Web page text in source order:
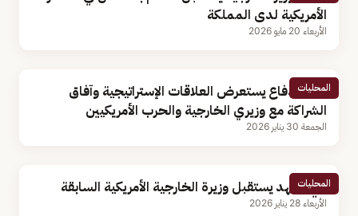
الأمريكية لدى المملكة
الأربعاء 20 مايو 2026
المحليات
وزير الدفاع يستعرض العلاقات الإستراتيجية وآفاق
الشراكة مع وزيري الخارجية والحرب الأمريكيين
الجمعة 30 يناير 2026
المحليات
ولي العهد يستقبل وزيرة الخارجية الأمريكية السابقة
الأربعاء 28 يناير 2026